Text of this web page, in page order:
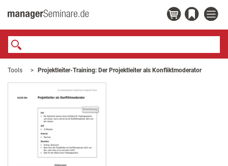
Tools Projektleiter-Training: Der Projektleiter als Konfliktmoderator